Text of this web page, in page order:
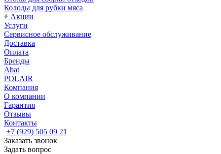
Колоды для рубки мяса
Акции
Услуги
Сервисное обслуживание
Доставка
Оплата
Бренды
Abat
POLAIR
Компания
О компании
Гарантия
Отзывы
Контакты
+7 (929) 505 09 21
Заказать звонок
Задать вопрос